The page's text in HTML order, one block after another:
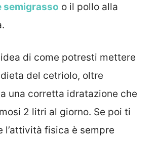
semigrasso o il pollo alla
di come potresti mettere
del cetriolo, oltre
una corretta idratazione che
2 litri al giorno. Se poi ti
l’attività fisica è sempre